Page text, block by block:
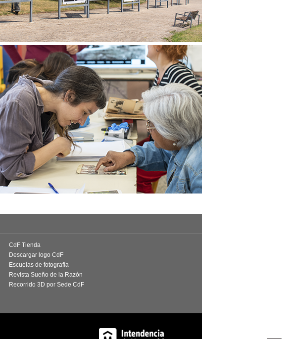
CdF Tienda
Descargar logo CdF
Escuelas de fotografía
Revista Sueño de la Razón
Recorrido 3D por Sede CdF